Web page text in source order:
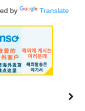
by Translate